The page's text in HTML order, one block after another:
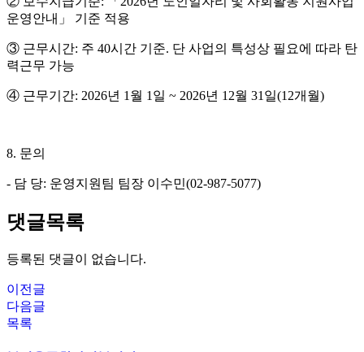
운영안내 」 기준 적용
③ 근무시간: 주 40시간 기준. 단 사업의 특성상 필요에 따라 탄
력근무 가능
④ 근무기간: 2026년 1 월 1 일 ~ 2026년 12월 31 일(12개월)
8. 문의
- 담 당: 운영지원팀 팀장 이수민(02-987-5077)
댓글목록
등록된 댓글이 없습니다.
이전글
다음글
목록